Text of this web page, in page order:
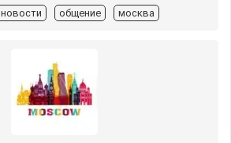
новости общение москва